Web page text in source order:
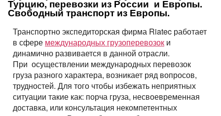
de
Transporturi cu megatrailere cu prelată, capacitate 105
metr
Platformă cu prelată UMBO, capacitatea 100 mc
Autotren pentru transportarea autoturismelor
Transport pentru mărfuri cu gabarit depăşit
Semiremorcă metalică, caroserie izotermică capacitatea
Transportul cu containerele – containere 20 ft, 40 ft
Transporturi de mărfuri periculoase ADR
Transporturi de mărfuri mixte de la 200 kg
Грузовые авиа перевозки
Зерновозы, перевозка зерна
Автоперевозки спецтехники
Перевозки и доставка контейнеров
Размеры контейнеров
Стоимость морских перевозок
Перевозки морем по странам
Перевозим грузы по морю
Международные ж.д грузоперевозки
Направления Ж.Д. перевозок
Стоимость перевозок ж.д вагонами
Ж.Д. вагоны, галерея
Доставка сборных грузов
Посылки и мелкие грузы
Стоимость перевозки посылок
Доставка посылки из и в Европу
Доставка посылки Страны СНГ
Посылки из Азии, и USA
Все типы грузов
Авто грузы
Грузы для морских перевозок.
Грузы для Ж.Д. перевозок
Грузы для авиа перевозок
Adăugați un transport
Все типы транспорта
Авто транспорт
Ж.Д. транспорт
Морской транспорт
Volumul încărcăturii
Persoana de contact
Numar de contact
E-mail
Турцию, перевозки из России и Европы.
Свободный транспорт из Европы.
Транспортно экспедиторская фирма Riatec работает
в сфере международных грузоперевозок и
динамично развивается в данной отрасли.
При осуществлении международных перевозок
груза разного характера, возникает ряд вопросов,
трудностей. Для того чтобы избежать неприятных
ситуации такие как: порча груза, несвоевременная
доставка, или консультация некомпетентных
Persoana de contact
Numar de contact
E-mail
Prin depunerea unei cereri, sunteți de acord cu
prelucrarea datelor cu caracter personal.
Numar de contact
E-mail
Prin depunerea unei cereri, sunteți de acord cu